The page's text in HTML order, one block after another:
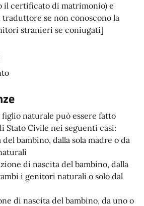
il certificato di matrimonio) e
se non conoscono la
stranieri se coniugati]
naturale può essere fatto
Stato Civile nei seguenti casi:
bambino, dalla sola madre o da
di nascita del bambino, dalla
i genitori naturali o solo dal
di nascita del bambino, da uno o